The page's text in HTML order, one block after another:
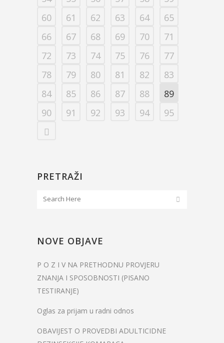
60
61 62 63 64
65
66
67 68 69 70
71
72
73 74 75 76
77
78
79 80 81 82
83
84
85 86 87 88
89
90
91 92 93 94 95
PRETRAŽI
NOVE OBJAVE
P O Z I V NA PRETHODNU PROVJERU
ZNANJA I SPOSOBNOSTI (PISANO
TESTIRANJE)
Oglas za prijam u radni odnos
OBAVIJEST O PROVEDBI ADULTICIDNE